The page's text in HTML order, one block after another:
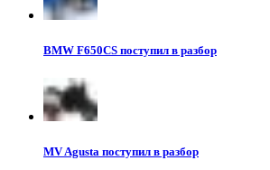
BMW F650CS поступил в разбор
MV Agusta поступил в разбор